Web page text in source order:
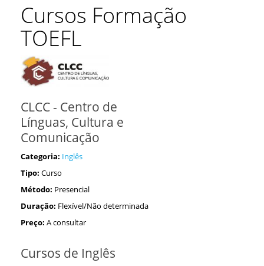
Cursos Formação
TOEFL
CLCC - Centro de
Línguas, Cultura e
Comunicação
Categoria: Inglês
Tipo: Curso
Método: Presencial
Duração: Flexível/Não determinada
Preço: A consultar
Cursos de Inglês